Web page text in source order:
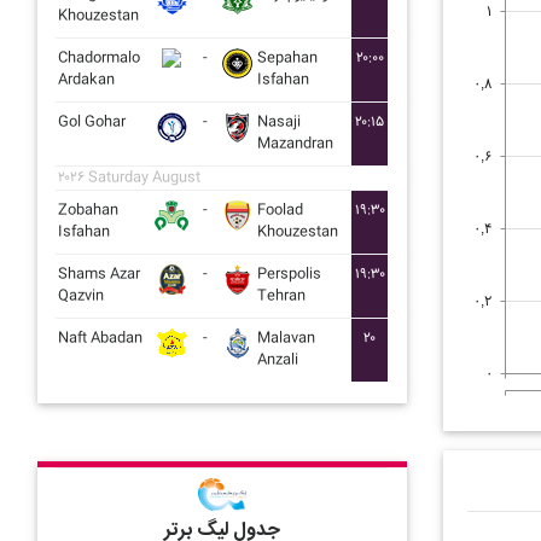
Khouzestan
Chadormalo
Ardakan
-
Sepahan
Isfahan
۲۰:۰۰
Gol Gohar -
Nasaji
Mazandran
۲۰:۱۵
۲۰۲۶ Saturday August
Zobahan
Isfahan
-
Foolad
Khouzestan
۱۹:۳۰
Shams Azar
Qazvin
-
Perspolis
Tehran
۱۹:۳۰
Naft Abadan -
Malavan
Anzali
۲۰
جدول لیگ برتر
۰
۰,۲
۰,۴
۰,۶
۰,۸
۱